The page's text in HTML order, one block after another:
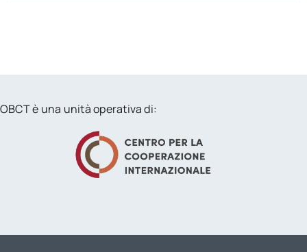
OBCT è una unità operativa di: